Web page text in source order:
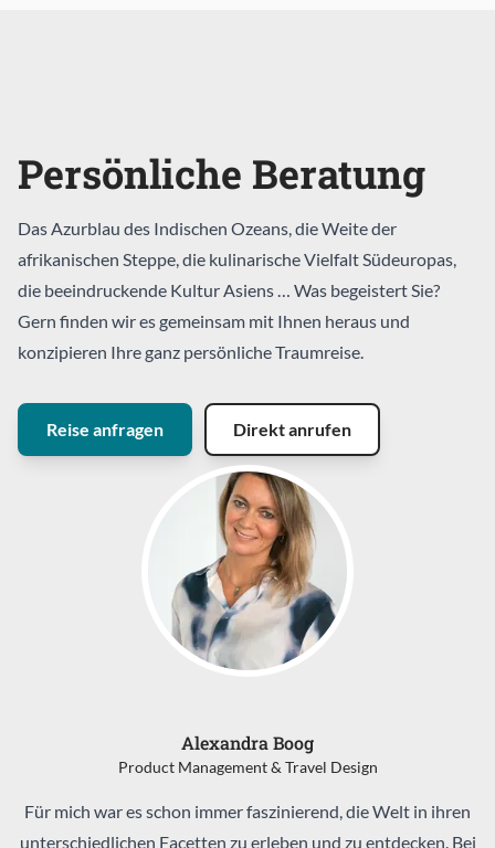
Persönliche Beratung
Das Azurblau des Indischen Ozeans, die Weite der
afrikanischen Steppe, die kulinarische Vielfalt Südeuropas,
die beeindruckende Kultur Asiens … Was begeistert Sie?
Gern finden wir es gemeinsam mit Ihnen heraus und
konzipieren Ihre ganz persönliche Traumreise.
Reise anfragen Direkt anrufen
Alexandra Boog
Product Management & Travel Design
Für mich war es schon immer faszinierend, die Welt in ihren
unterschiedlichen Facetten zu erleben und zu entdecken. Bei